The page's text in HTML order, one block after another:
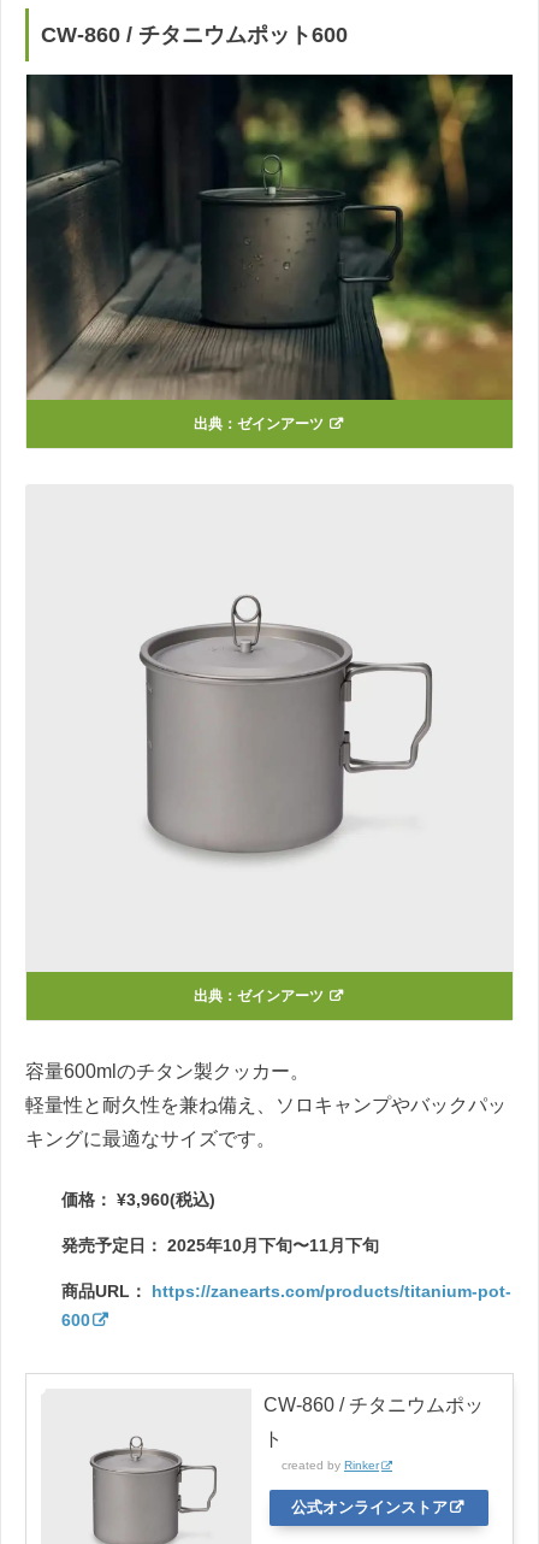
CW-860 / チタニウムポット600
出典： ゼインアーツ
出典： ゼインアーツ
容量600mlのチタン製クッカー。
軽量性と耐久性を兼ね備え、ソロキャンプやバックパッ
キングに最適なサイズです。
価格： ¥3,960(税込)
発売予定日： 2025年10月下旬〜11月下旬
商品URL：
https://zanearts.com/products/titanium-pot-
600
CW-860 / チタニウムポッ
ト
created by Rinker
公式オンラインストア